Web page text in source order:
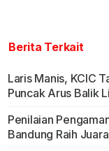
Berita Terkait
Laris Manis, KCIC
Puncak Arus Balik
Penilaian
Bandung Raih